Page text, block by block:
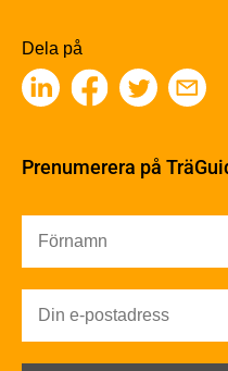
Träbaserade
Kemisk behandling
Fakta om Limträ
Värmeisolering och
Ljud
Brandsäkerhet
Brandsäkerhet
Brandförlopp i
Dela på
Prenumerera på